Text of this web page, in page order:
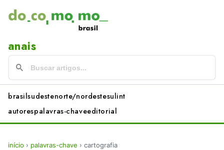
anais
brasilsudestenorte/nordestesulint
autorespalavras-chaveeditorial
início › palavras-chave › cartografia